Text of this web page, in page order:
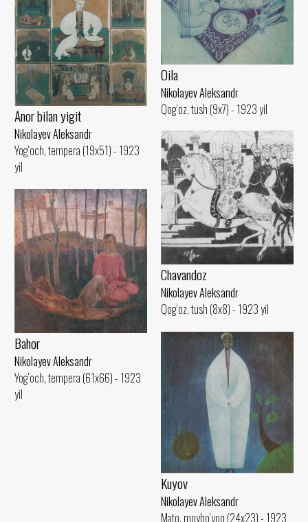
Oila
Nikolayev Aleksandr
Qog‘oz, tush (9x7) - 1923 yil
Anor bilan yigit
Nikolayev Aleksandr
Yog‘och, tempera (19x51) - 1923
yil
Chavandoz
Nikolayev Aleksandr
Qog‘oz, tush (8x8) - 1923 yil
Bahor
Nikolayev Aleksandr
Yog‘och, tempera (61x66) - 1923
yil
Kuyov
Nikolayev Aleksandr
Mato, moybo‘yoq (24x23) - 1923